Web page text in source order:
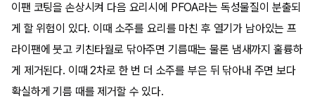
이팬 코팅을 손상시켜 다음 요리시에 PFOA라는 독성물질이 분출되
게 할 위험이 있다. 이때 소주를 요리를 마친 후 열기가 남아있는 프
라이팬에 붓고 키친타월로 닦아주면 기름때는 물론 냄새까지 훌륭하
게 제거된다. 이때 2차로 한 번 더 소주를 부은 뒤 닦아내 주면 보다
확실하게 기름 때를 제거할 수 있다.